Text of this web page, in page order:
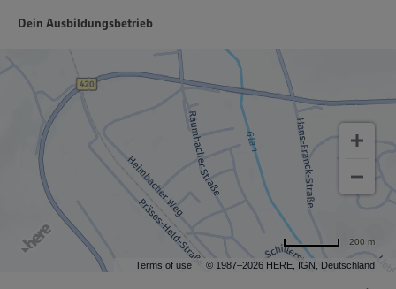
Dein Ausbildungsbetrieb
Terms of use © 1987–2026 HERE, IGN, Deutschland
200 m